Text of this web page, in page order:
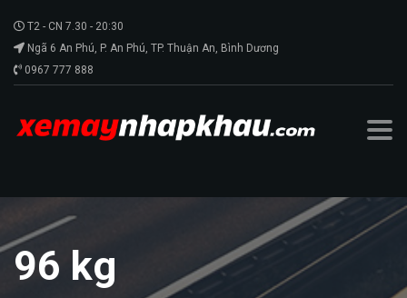
T2 - CN 7.30 - 20:30
Ngã 6 An Phú, P. An Phú, TP. Thuận An, Bình Dương
0967 777 888
96 kg